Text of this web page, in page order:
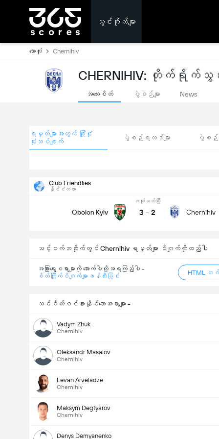
သွင်းဂိုးလ်များ
ဘောလုံး Chernihiv
CHERNIHIV: တိုက်ရိုက်သွင်း
အသေးစိတ် ပွဲစဉ်များ News
ရမှတ်များအတွက် ခြုံငုံ
သုံးသပ်ချက်
ပွဲစဉ်ရလဒ်များ ပွဲစဉ်ရ
Club Friendlies
နိုင်ငံတကာ
Obolon Kyiv
အဆုံးသတ်ပြီး
3 - 2 Chernihiv
သင့်ဝက်ဘဆိုက်တွင် Chernihiv ရမှတ်များ ဝိဂျက်ကိုထည့်ပါ
အခြားရွေးစရာများကို အောက်ပါတို့အရကြည့်ပါ -
စိတ်ကြိုက်ဝိဂျက်များဖန်တီးခြင်း
HTML
သင်စိတ်ဝင်စားနိုင်သောအရာများ -
Vadym Zhuk
Chernihiv
Oleksandr Masalov
Chernihiv
Levan Arveladze
Chernihiv
Maksym Degtyarov
Chernihiv
Denys Demyanenko